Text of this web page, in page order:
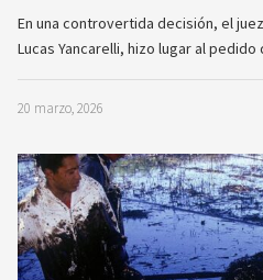
En una controvertida decisión, el
Lucas Yancarelli, hizo lugar al
20 marzo, 2026